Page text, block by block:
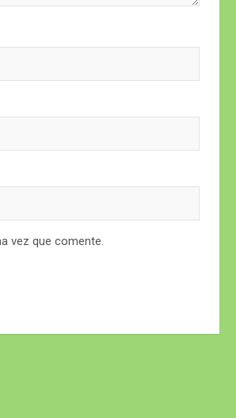
vez que comente.